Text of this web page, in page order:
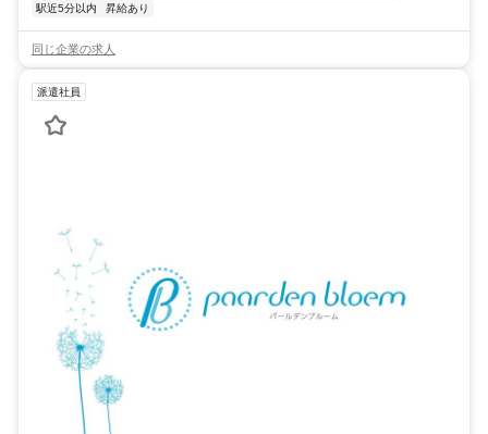
駅近5分以内
昇給あり
同じ企業の求人
派遣社員